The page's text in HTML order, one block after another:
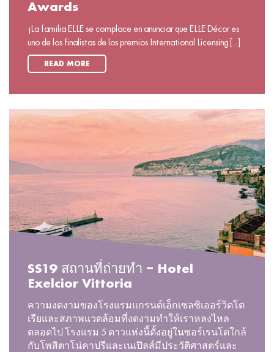
Awards
¡La familia ELLE se complace en anunciar que ELLE Décor es
uno de los finalistas de los premios International Licensing [...]
READ MORE
SS19 สถานที่ถ่ายทำ – Hotel
Exelcior Vittoria
ความงดงามของโรงแรมแกรนด์เอ็กเซลซิเออร์วิตโต
เรียและสภาพแวดล้อมที่งดงามทำให้เราหลงไหล
ตลอดไป โรงแรม 5 ดาวแห่งนี้ตั้งอยู่ในซอร์เรนโตใกล้
กับโพสิตาโน่คาปรีและเนเปิลส์มีประวัติศาสตร์และ